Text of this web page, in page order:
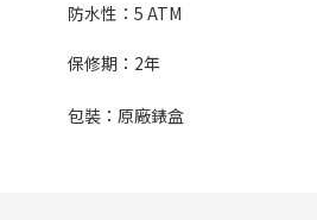
防水性：5 ATM
保修期： 2年
包裝：原廠錶盒